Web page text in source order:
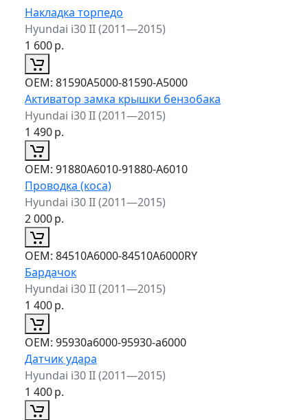
Накладка торпедо
Hyundai i30 II (2011—2015)
1 600р.
ОЕМ: 81590A5000-81590-A5000
Активатор замка крышки бензобака
Hyundai i30 II (2011—2015)
1 490р.
ОЕМ: 91880A6010-91880-A6010
Проводка (коса)
Hyundai i30 II (2011—2015)
2 000р.
ОЕМ: 84510A6000-84510A6000RY
Бардачок
Hyundai i30 II (2011—2015)
1 400р.
ОЕМ: 95930a6000-95930-a6000
Датчик удара
Hyundai i30 II (2011—2015)
1 400р.